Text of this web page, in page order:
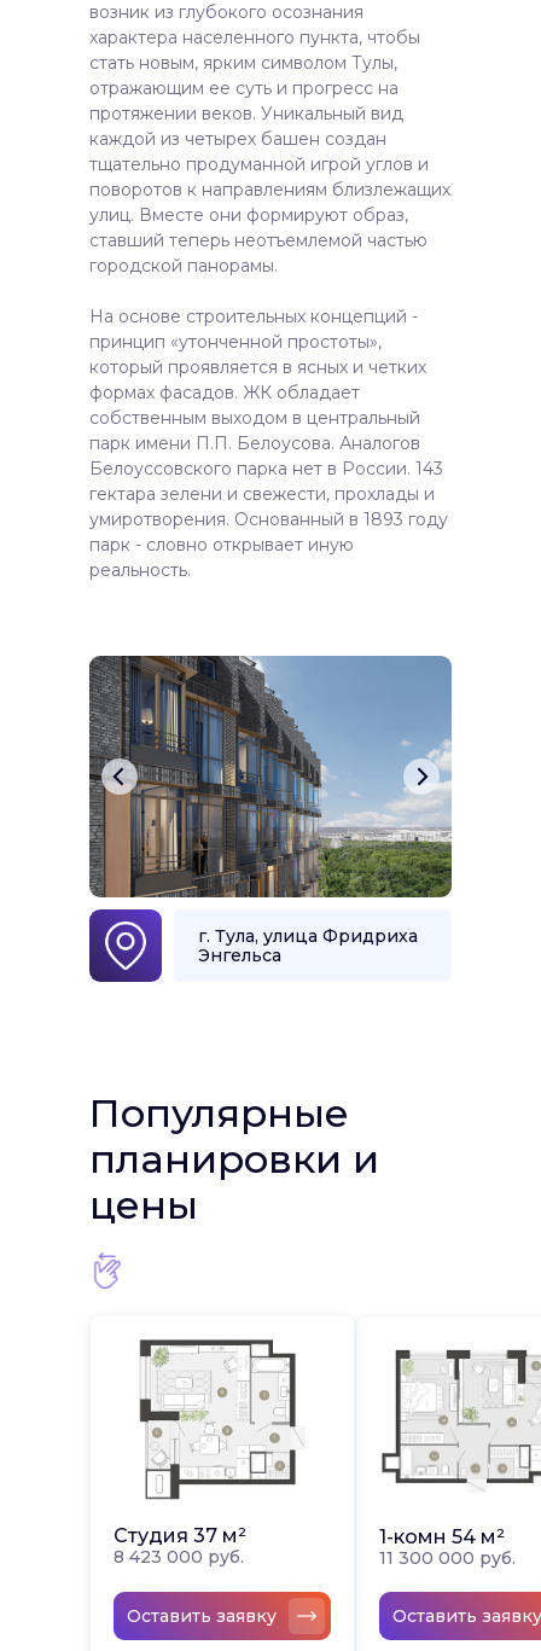
возник из глубокого осознания
характера населенного пункта, чтобы
стать новым, ярким символом Тулы,
отражающим ее суть и прогресс на
протяжении веков. Уникальный вид
каждой из четырех башен создан
тщательно продуманной игрой углов и
поворотов к направлениям близлежащих
улиц. Вместе они формируют образ,
ставший теперь неотъемлемой частью
городской панорамы.
На основе строительных концепций -
принцип «утонченной простоты»,
который проявляется в ясных и четких
формах фасадов. ЖК обладает
собственным выходом в центральный
парк имени П.П. Белоусова. Аналогов
Белоуссовского парка нет в России. 143
гектара зелени и свежести, прохлады и
умиротворения. Основанный в 1893 году
парк - словно открывает иную
реальность.
г. Тула, улица Фридриха
Энгельса
Популярные
планировки и
цены
Студия 37 м²
8 423 000 руб.
Оставить заявку
1-комн 54 м²
11 300 000 руб.
Оставить заявку